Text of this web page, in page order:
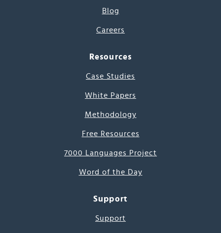
Blog
Careers
Resources
Case Studies
White Papers
Methodology
Free Resources
7000 Languages Project
Word of the Day
Support
Support